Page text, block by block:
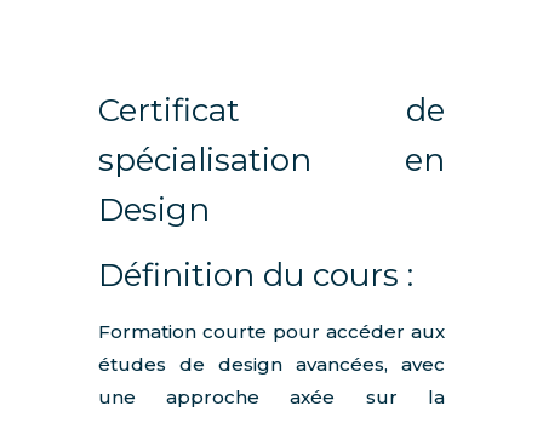
Certificat de
spécialisation en
Design
Définition du cours :
Formation courte pour accéder aux
études de design avancées, avec
une approche axée sur la